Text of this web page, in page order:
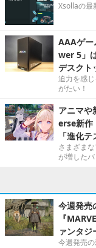
Xsollaの最
AAAゲ
wer 5」
デスクト
迫力を感
がたい！
アニマや
erse新作
「進化
さまざま
が増した
今週発売
『
ァンタジ
今週発売の